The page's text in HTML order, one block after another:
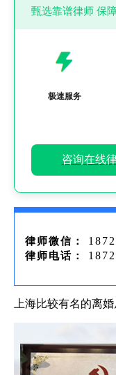
甄选靠谱律师 保
极速服务
咨询在线
律师微信：
律师电话：
上海比较有名的离